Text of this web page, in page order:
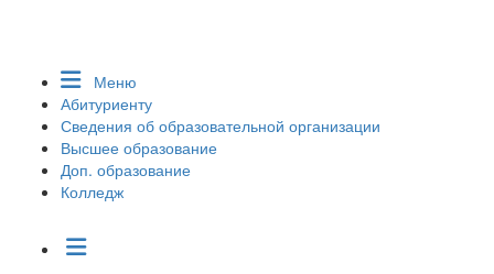
Меню
Абитуриенту
Сведения об образовательной организации
Высшее образование
Доп. образование
Колледж